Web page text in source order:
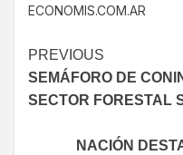
ECONOMIS.COM.AR
PREVIOUS
SEMÁFORO DE
SECTOR FORESTAL
NACIÓN